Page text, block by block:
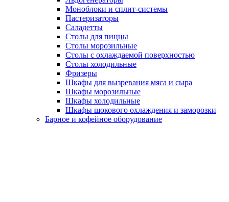
Моноблоки и сплит-системы
Пастеризаторы
Саладетты
Столы для пиццы
Столы морозильные
Столы с охлаждаемой поверхностью
Столы холодильные
Фризеры
Шкафы для вызревания мяса и сыра
Шкафы морозильные
Шкафы холодильные
Шкафы шокового охлаждения и заморозки
Барное и кофейное оборудование